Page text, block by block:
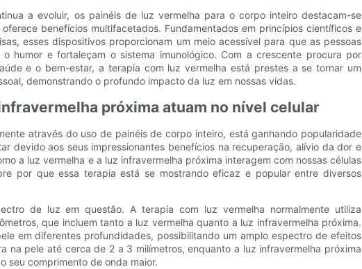
a evoluir, os painéis de luz vermelha para o corpo inteiro destacam-se
benefícios multifacetados. Fundamentados em princípios científicos e
esses dispositivos proporcionam um meio acessível para que as pessoas
humor e fortaleçam o sistema imunológico. Com a crescente procura por
e o bem-estar, a terapia com luz vermelha está prestes a se tornar um
demonstrando o profundo impacto da luz em nossas vidas.
próxima atuam no nível celular
através do uso de painéis de corpo inteiro, está ganhando popularidade
devido aos seus impressionantes benefícios na recuperação, alívio da dor e
a luz vermelha e a luz infravermelha próxima interagem com nossas células
por que essa terapia está se mostrando eficaz e popular entre diversos
de luz em questão. A terapia com luz vermelha normalmente utiliza
que incluem tanto a luz vermelha quanto a luz infravermelha próxima.
em diferentes profundidades, possibilitando um amplo espectro de efeitos
na pele até cerca de 2 a 3 milímetros, enquanto a luz infravermelha próxima
seu comprimento de onda maior.